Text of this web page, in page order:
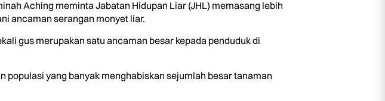
Aching meminta Jabatan Hidupan Liar (JHL) memasang lebih
ancaman serangan monyet liar.
gus merupakan satu ancaman besar kepada penduduk di
populasi yang banyak menghabiskan sejumlah besar tanaman